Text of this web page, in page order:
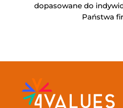
dopasowane do
Państwa